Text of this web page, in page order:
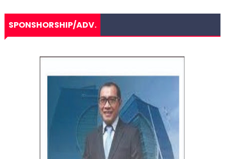
SPONSHORSHIP/ADV.